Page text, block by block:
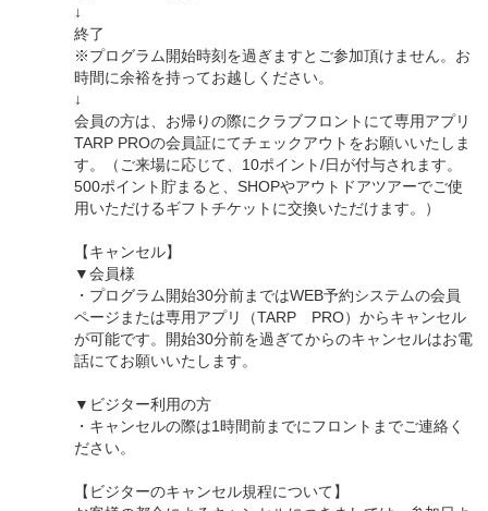
↓
終了
※プログラム開始時刻を過ぎますとご参加頂けません。お
時間に余裕を持ってお越しください。
↓
会員の方は、お帰りの際にクラブフロントにて専用アプリ
TARP PROの会員証にてチェックアウトをお願いいたしま
す。（ご来場に応じて、10ポイント/日が付与されます。
500ポイント貯まると、SHOPやアウトドアツアーでご使
用いただけるギフトチケットに交換いただけます。）
【キャンセル】
▼会員様
・プログラム開始30分前まではWEB予約システムの会員
ページまたは専用アプリ（TARP PRO）からキャンセル
が可能です。開始30分前を過ぎてからのキャンセルはお電
話にてお願いいたします。
▼ビジター利用の方
・キャンセルの際は1時間前までにフロントまでご連絡く
ださい。
【ビジターのキャンセル規程について】